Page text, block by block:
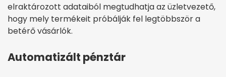
elraktározott adataiból megtudhatja az üzletvezető,
hogy mely termékeit próbálják fel legtöbbször a
betérő vásárlók.
Automatizált pénztár